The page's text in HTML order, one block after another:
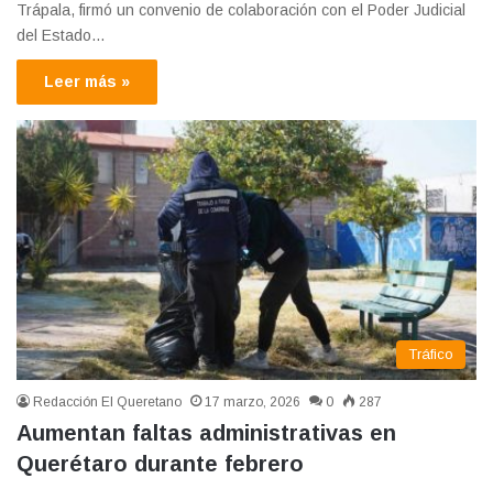
Trápala, firmó un convenio de colaboración con el Poder Judicial
del Estado…
Leer más »
Tráfico
Redacción El Queretano 17 marzo, 2026 0 287
Aumentan faltas administrativas en
Querétaro durante febrero